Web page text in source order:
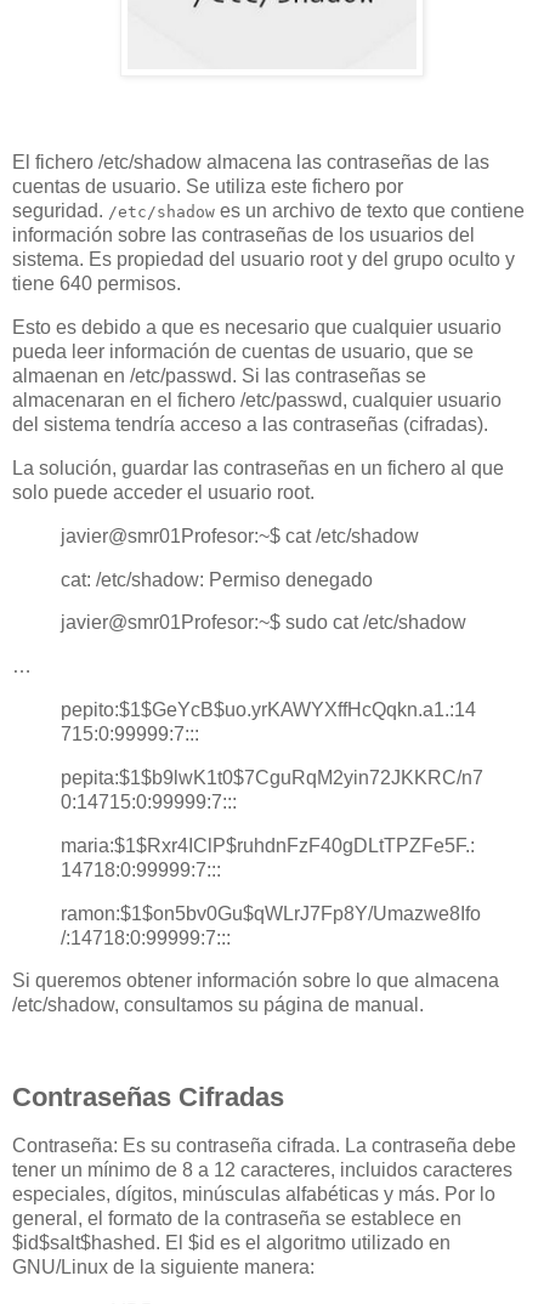
El fichero /etc/shadow almacena las contraseñas de las
cuentas de usuario. Se utiliza este fichero por
seguridad. /etc/shadow es un archivo de texto que contiene
información sobre las contraseñas de los usuarios del
sistema. Es propiedad del usuario root y del grupo oculto y
tiene 640 permisos.
Esto es debido a que es necesario que cualquier usuario
pueda leer información de cuentas de usuario, que se
almaenan en /etc/passwd. Si las contraseñas se
almacenaran en el fichero /etc/passwd, cualquier usuario
del sistema tendría acceso a las contraseñas (cifradas).
La solución, guardar las contraseñas en un fichero al que
solo puede acceder el usuario root.
javier@smr01Profesor:~$ cat /etc/shadow
cat: /etc/shadow: Permiso denegado
javier@smr01Profesor:~$ sudo cat /etc/shadow
…
pepito:$1$GeYcB$uo.yrKAWYXffHcQqkn.a1.:14
715:0:99999:7:::
pepita:$1$b9lwK1t0$7CguRqM2yin72JKKRC/n7
0:14715:0:99999:7:::
maria:$1$Rxr4IClP$ruhdnFzF40gDLtTPZFe5F.:
14718:0:99999:7:::
ramon:$1$on5bv0Gu$qWLrJ7Fp8Y/Umazwe8Ifo
/:14718:0:99999:7:::
Si queremos obtener información sobre lo que almacena
/etc/shadow, consultamos su página de manual.
Contraseñas Cifradas
Contraseña: Es su contraseña cifrada. La contraseña debe
tener un mínimo de 8 a 12 caracteres, incluidos caracteres
especiales, dígitos, minúsculas alfabéticas y más. Por lo
general, el formato de la contraseña se establece en
$id$salt$hashed. El $id es el algoritmo utilizado en
GNU/Linux de la siguiente manera: